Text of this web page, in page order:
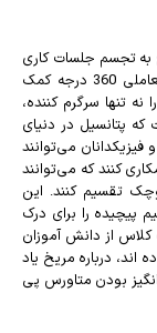
به تجسم جلسات کاری
و کلاس‌های درسی از طریق انیمیشن‌های تعاملی 360 درجه کمک
تنها سرگرم کننده،
که پتانسیل در دنیای
می‌توانند
کنند که می‌توانند
تقسیم کنند. این
پیچیده را برای درک
کلاس از دانش آموزان
اند، درباره مریخ یاد
بودن متاورس پی